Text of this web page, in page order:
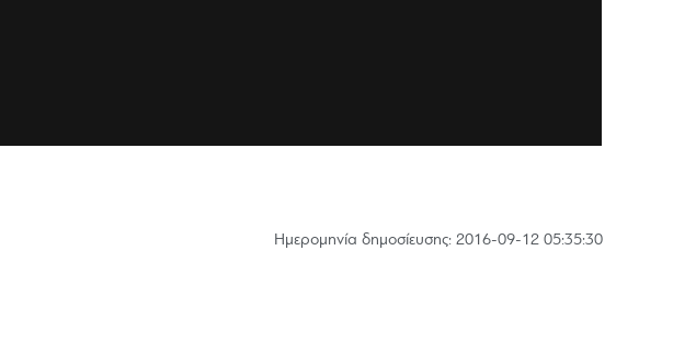
Hμερομηνία δημοσίευσης: 2016-09-12 05:35:30